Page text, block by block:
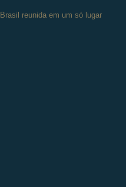
reunida em um só lugar